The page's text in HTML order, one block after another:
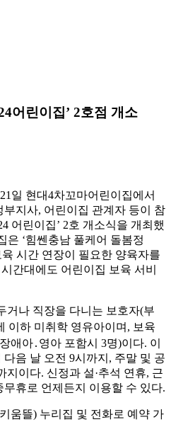
어린이집’ 2호점 개소
일 현대4차꼬마어린이집에서
지사, 어린이집 관계자 등이 참
어린이집’ 2호 개소식을 개최했
은 ‘힘쎈충남 풀케어 돌봄정
시간 연장이 필요한 양육자를
간대에도 어린이집 보육 서비
거나 직장을 다니는 보호자(부
이하 미취학 영유아이며, 보육
애아․영아 포함시 3명)이다. 이
음 날 오전 9시까지, 주말 및 공
지이다. 신정과 설·추석 연휴, 근
휴로 언제든지 이용할 수 있다.
움뜰) 누리집 및 전화로 예약 가